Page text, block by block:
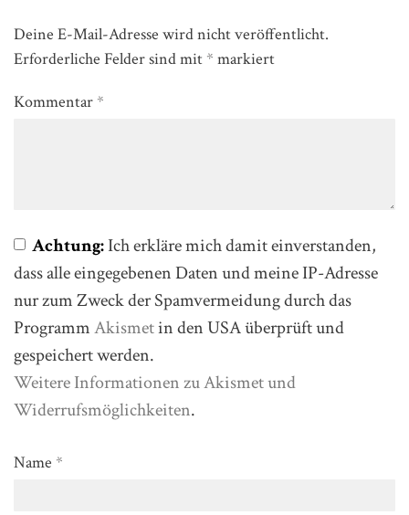
Deine E-Mail-Adresse wird nicht veröffentlicht.
Erforderliche Felder sind mit * markiert
Kommentar *
Achtung:Ich erkläre mich damit einverstanden,
dass alle eingegebenen Daten und meine IP-Adresse
nur zum Zweck der Spamvermeidung durch das
ProgrammAkismetin den USA überprüft und
gespeichert werden.
Weitere Informationen zu Akismet und
Widerrufsmöglichkeiten.
Name *